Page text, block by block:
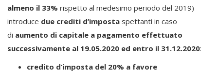
almeno il 33% rispetto al medesimo periodo del 2019)
introduce due crediti d’imposta spettanti in caso
di aumento di capitale a pagamento effettuato
successivamente al 19.05.2020 ed entro il 31.12.2020:
credito d’imposta del 20% a favore